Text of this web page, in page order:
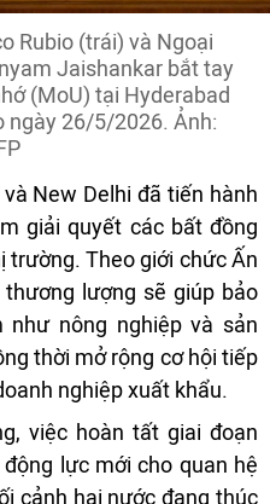
Rubio (trái) và Ngoại
Jaishankar bắt tay
(MoU) tại Hyderabad
ngày 26/5/2026. Ảnh:
New Delhi đã tiến hành
giải quyết các bất đồng
trường. Theo giới chức Ấn
lượng sẽ giúp bảo
nông nghiệp và sản
thời mở rộng cơ hội tiếp
nghiệp xuất khẩu.
việc hoàn tất giai đoạn
lực mới cho quan hệ
cảnh hai nước đang thúc